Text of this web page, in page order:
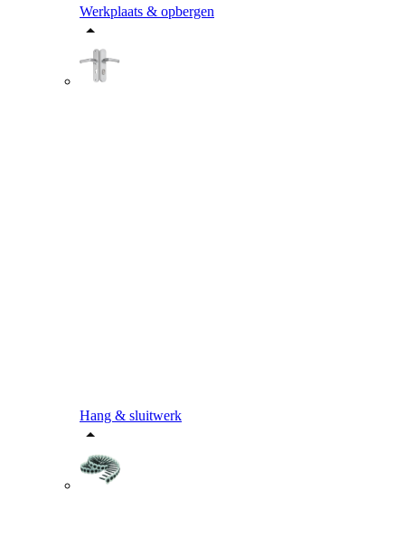
Werkplaats & opbergen
Hang & sluitwerk